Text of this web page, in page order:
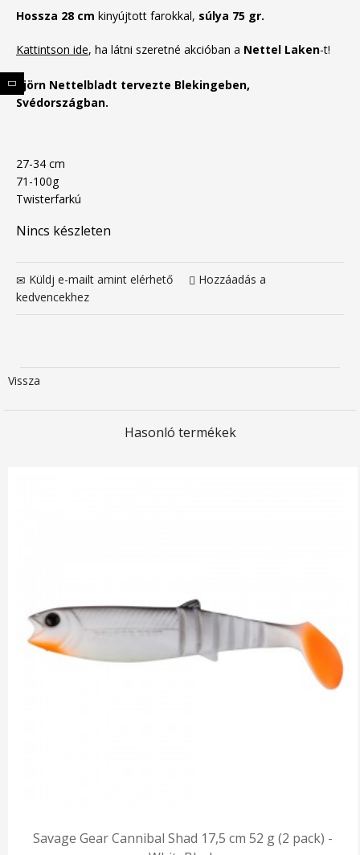
Hossza 28 cm kinyújtott farokkal, súlya 75 gr.
Kattintson ide, ha látni szeretné akcióban a Nettel Laken-t!
Björn Nettelbladt tervezte Blekingeben,
Svédországban.
27-34 cm
71-100g
Twisterfarkú
Nincs készleten
Küldj e-mailt amint elérhető
Hozzáadás a
kedvencekhez
Vissza
Hasonló termékek
Savage Gear Cannibal Shad 17,5 cm 52 g (2 pack) -